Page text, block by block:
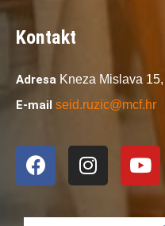
Kontakt
Adresa Kneza Mislava 15,
E-mail seid.ruzic@mcf.hr